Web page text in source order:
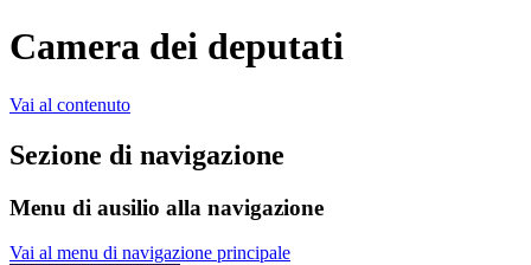
Camera dei deputati
Vai al contenuto
Sezione di navigazione
Menu di ausilio alla navigazione
Vai al menu di navigazione principale